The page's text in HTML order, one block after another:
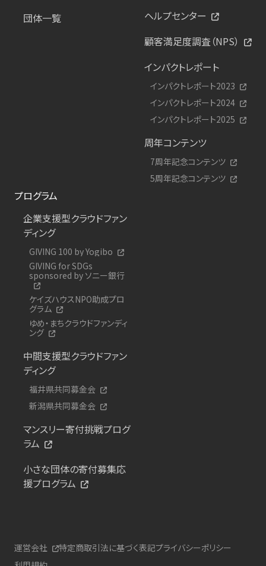
団体一覧
ヘルプセンター
顧客満足度調査（NPS）
インパクトレポート
インパクトレポート2023
インパクトレポート2024
インパクトレポート2025
周年コンテンツ
7周年記念コンテンツ
5周年記念コンテンツ
プログラム
企業支援型クラウドファン
ディング
GIVING 100 by Yogibo
GIVING for SDGs
sponsored by ソニー銀行
ケイズハウスNPO助成プロ
グラム
ゆめ・まちクラウドファンディ
ング
中間支援型クラウドファン
ディング
福井県共同募金会
新潟県共同募金会
マンスリー寄付挑戦プログ
ラム
小さな団体の寄付募集応
援プログラム
運営会社 特定商取引法に基づく表記プライバシーポリシー